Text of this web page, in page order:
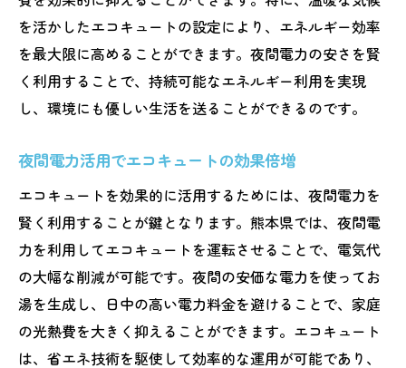
を活かしたエコキュートの設定により、エネルギー効率
を最大限に高めることができます。夜間電力の安さを賢
く利用することで、持続可能なエネルギー利用を実現
し、環境にも優しい生活を送ることができるのです。
夜間電力活用でエコキュートの効果倍増
エコキュートを効果的に活用するためには、夜間電力を
賢く利用することが鍵となります。熊本県では、夜間電
力を利用してエコキュートを運転させることで、電気代
の大幅な削減が可能です。夜間の安価な電力を使ってお
湯を生成し、日中の高い電力料金を避けることで、家庭
の光熱費を大きく抑えることができます。エコキュート
は、省エネ技術を駆使して効率的な運用が可能であり、